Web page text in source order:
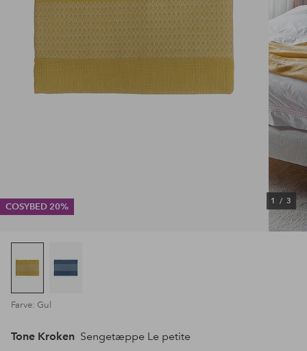
COSYBED 20%
1 / 3
Farve: Gul
Tone Kroken Sengetæppe Le petite